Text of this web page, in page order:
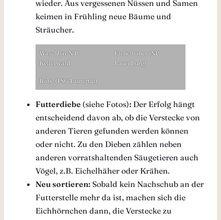
wieder. Aus vergessenen Nüssen und Samen
keimen in Frühling neue Bäume und
Sträucher.
Waschbär N.P.
Kellerwald
Eichelhäher (NP
Lauenburg)
Rabe (LSG Lautertal)
Futterdiebe (siehe Fotos): Der Erfolg hängt
entscheidend davon ab, ob die Verstecke von
anderen Tieren gefunden werden können
oder nicht. Zu den Dieben zählen neben
anderen vorratshaltenden Säugetieren auch
Vögel, z.B. Eichelhäher oder Krähen.
Neu sortieren: Sobald kein Nachschub an der
Futterstelle mehr da ist, machen sich die
Eichhörnchen dann, die Verstecke zu